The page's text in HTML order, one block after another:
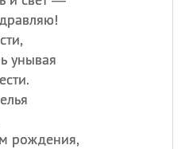
унывая
рождения,